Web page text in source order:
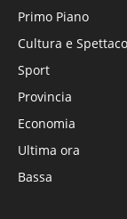
Primo Piano
Cultura e
Sport
Provincia
Economia
Ultima ora
Bassa